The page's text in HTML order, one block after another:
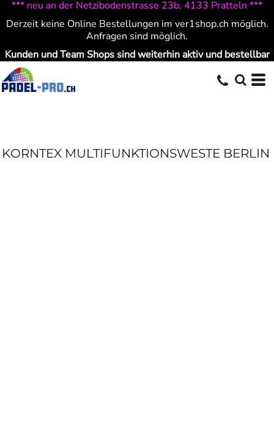
*** neu an der Netzibodenstrasse 23b, 4133 Pratteln ***
Derzeit keine Online Bestellungen im ver1shop.ch möglich.
Anfragen sind möglich.
Kunden und Team Shops sind weiterhin aktiv und bestellbar
KORNTEX MULTIFUNKTIONSWESTE BERLIN